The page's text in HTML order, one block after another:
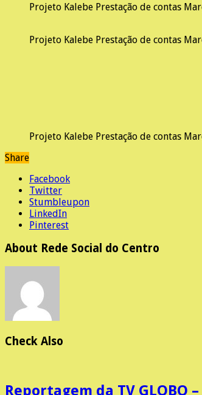
Projeto Kalebe Prestação de contas
Projeto Kalebe Prestação de contas
Projeto Kalebe Prestação de contas
Share
Facebook
Twitter
Stumbleupon
LinkedIn
Pinterest
About Rede Social do Centro
Check Also
Reportagem da TV GLOBO